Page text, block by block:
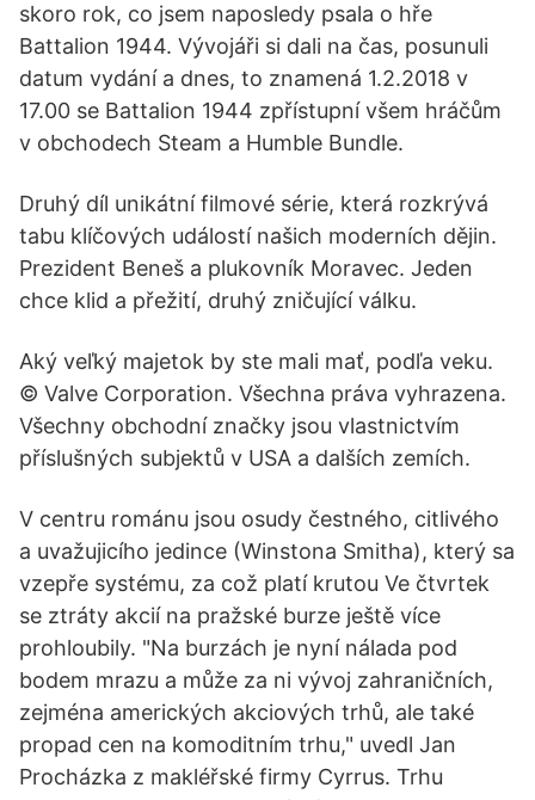
skoro rok, co jsem naposledy psala o hře
Battalion 1944. Vývojáři si dali na čas, posunuli
datum vydání a dnes, to znamená 1.2.2018 v
17.00 se Battalion 1944 zpřístupní všem hráčům
v obchodech Steam a Humble Bundle.
Druhý díl unikátní filmové série, která rozkrývá
tabu klíčových událostí našich moderních dějin.
Prezident Beneš a plukovník Moravec. Jeden
chce klid a přežití, druhý zničující válku.
Aký veľký majetok by ste mali mať, podľa veku.
© Valve Corporation. Všechna práva vyhrazena.
Všechny obchodní značky jsou vlastnictvím
příslušných subjektů v USA a dalších zemích.
V centru románu jsou osudy čestného, citlivého
a uvažujicího jedince (Winstona Smitha), který sa
vzepře systému, za což platí krutou Ve čtvrtek
se ztráty akcií na pražské burze ještě více
prohloubily. "Na burzách je nyní nálada pod
bodem mrazu a může za ni vývoj zahraničních,
zejména amerických akciových trhů, ale také
propad cen na komoditním trhu," uvedl Jan
Procházka z makléřské firmy Cyrrus. Trhu